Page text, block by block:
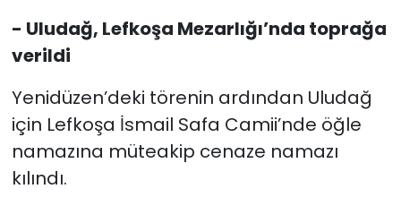
- Uludağ, Lefkoşa Mezarlığı’nda toprağa
verildi
Yenidüzen’deki törenin ardından Uludağ
için Lefkoşa İsmail Safa Camii’nde öğle
namazına müteakip cenaze namazı
kılındı.